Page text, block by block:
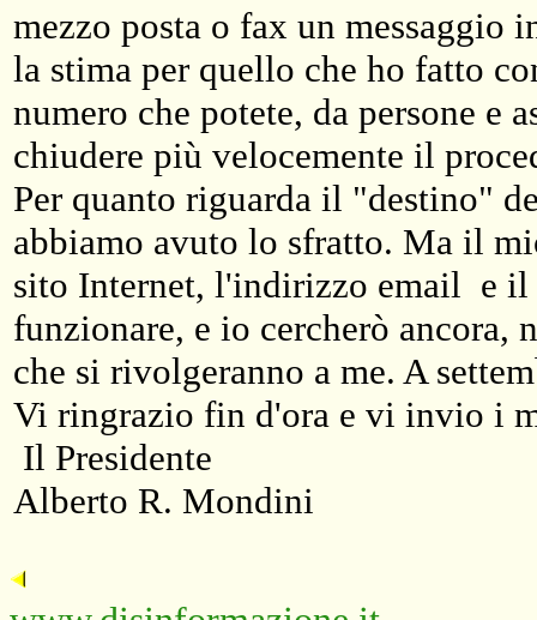
mezzo posta o fax un
la stima per quello che ho fatto
numero che potete, da persone e
chiudere più velocemente il
Per quanto riguarda il "destino"
abbiamo avuto lo sfratto. Ma il
sito Internet, l'indirizzo email e il
funzionare, e io cercherò
che si rivolgeranno a me. A
Vi ringrazio fin d'ora e vi invio i
Il Presidente
Alberto R. Mondini